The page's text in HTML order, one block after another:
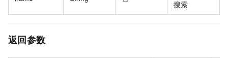
搜索
返回参数